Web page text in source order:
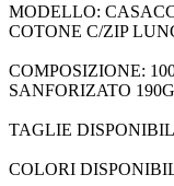
MODELLO:
COTONE C/ZIP
COMPOSIZIONE:
SANFORIZATO
TAGLIE
COLORI